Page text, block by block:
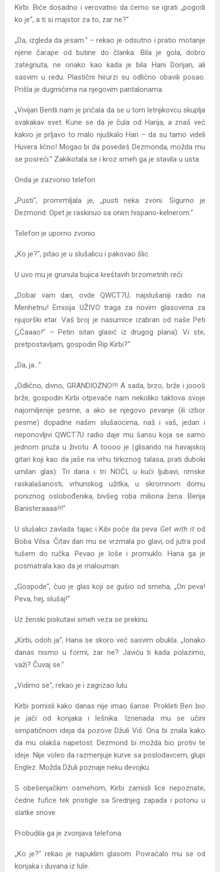
Kirbi. Biće dosadno i verovatno da ćemo se igrati „pogodi
ko je“, a ti si majstor za to, zar ne?“
„Da, izgleda da jesam.“ – rekao je odsutno i pratio motanje
njene čarape od butine do članka. Bila je gola, dobro
zategnuta, ne onako kao kada je bila Hani Dorijan, ali
sasvim u redu. Plastični hirurzi su odlično obavili posao.
Prišla je dugmićima na njegovim pantalonama.
„Vivijan Bentli nam je pričala da se u tom letnjikovcu skuplja
svakakav svet. Kune se da je čula od Harija, a znaš već
kakvo je prljavo to malo njuškalo Hari – da su tamo videli
Huvera lično! Mogao bi da povedeš Dezmonda, možda mu
se posreći.“ Zakikotala se i kroz smeh ga je stavila u usta.
Onda je zazvonio telefon.
„Pusti“, promrmljala je, „pusti neka zvoni. Sigurno je
Dezmond. Opet je raskinuo sa onim hispano-kelnerom.“
Telefon je uporno zvonio.
„Ko je?“, pitao je u slušalicu i pakovao šlic.
U uvo mu je grunula bujica kreštavih brzometnih reči:
„Dobar vam dan, ovde QWCT7U, najslušaniji radio na
Menhetnu! Emisija UŽIVO traga za novim glasovima za
njujorški etar. Vaš broj je nasumice izabran od naše Peti
(„Ćaaao!“ – Petin sitan glasić iz drugog plana). Vi ste,
pretpostavljam, gospodin Rip Kirbi?“
„Da, ja…“
„Odlično, divno, GRANDIOZNO!!! A sada, brzo, brže i joooš
brže, gospodin Kirbi otpevaće nam nekoliko taktova svoje
najomiljenije pesme, a ako se njegovo pevanje (ili izbor
pesme) dopadne našim slušaocima, naš i vaš, jedan i
neponovljivi QWCT7U radio daje mu šansu koja se samo
jednom pruža u životu. A toooo je (glisando na havajskoj
gitari koji kao da jaše na vrhu tirkiznog talasa, prati duboki
umilan glas): Tri dana i tri NOĆI, u kući ljubavi, rimske
raskalašanosti, vrhunskog užitka, u skromnom domu
poniznog oslobođenika, bivšeg roba miliona žena: Berija
Banisteraaaa!!!“
U slušalici zavlada tajac i Kibi poče da peva Get with it od
Boba Vilsa. Čitav dan mu se vrzmala po glavi, od jutra pod
tušem do ručka. Pevao je loše i promuklo. Hana ga je
posmatrala kao da je malouman.
„Gospode“, čuo je glas koji se gušio od smeha, „On peva!
Peva, hej, slušaj!“
Uz ženski piskutavi smeh veza se prekinu.
„Kirbi, odoh ja“, Hana se skoro već sasvim obukla. „Ionako
danas nismo u formi, zar ne? Javiću ti kada polazimo,
važi? Čuvaj se.“
„Vidimo se“, rekao je i zagrizao lulu.
Kirbi pomisli kako danas nije imao šanse. Prokleti Beri bio
je jači od konjaka i lešnika. Iznenada mu se učini
simpatičnom ideja da pozove Džuli Viš. Ona bi znala kako
da mu olakša napetost. Dezmond bi možda bio protiv te
ideje. Nije voleo da razmenjuje kurve sa poslodavcem, glupi
Englez. Možda Džuli poznaje neku devojku.
S obešenjačkim osmehom, Kirbi zamisli lice nepoznate,
čedne fufice tek pristigle sa Srednjeg zapada i potonu u
slatke snove.
Probudila ga je zvonjava telefona.
„Ko je?“ rekao je napuklim glasom. Povraćalo mu se od
konjaka i duvana iz lule.